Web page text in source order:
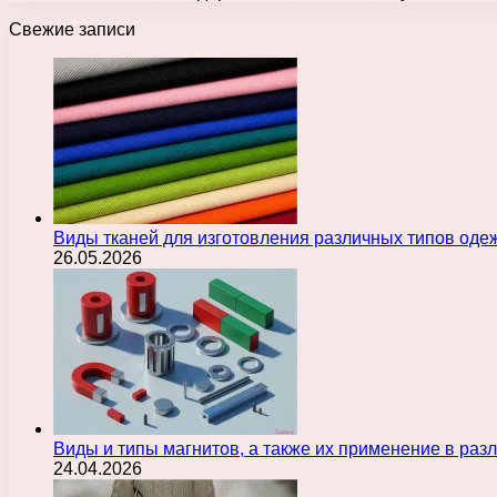
Свежие записи
Виды тканей для изготовления различных типов
26.05.2026
Виды и типы магнитов, а также их применение в
24.04.2026